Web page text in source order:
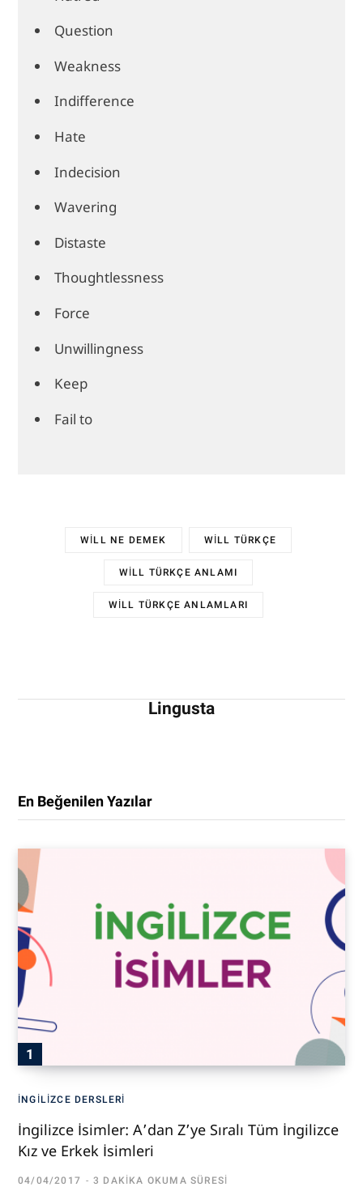
Question
Weakness
Indifference
Hate
Indecision
Wavering
Distaste
Thoughtlessness
Force
Unwillingness
Keep
Fail to
WILL NE DEMEK WILL TÜRKÇE
WILL TÜRKÇE ANLAMI
WILL TÜRKÇE ANLAMLARI
Lingusta
En Beğenilen Yazılar
İNGILIZCE DERSLERI
İngilizce İsimler: A’dan Z’ye Sıralı Tüm İngilizce
Kız ve Erkek İsimleri
04/04/2017 3 DAKIKA OKUMA SÜRESI